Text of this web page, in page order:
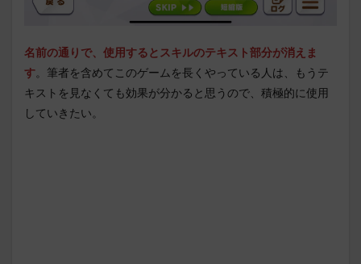
名前の通りで、使用するとスキルのテキスト部分が消えま
す。筆者を含めてこのゲームを長くやっている人は、もうテ
キストを見なくても効果が分かると思うので、積極的に使用
していきたい。